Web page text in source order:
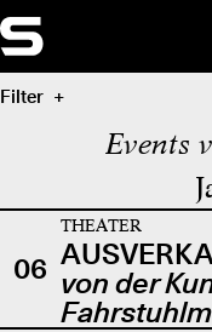
Filter
Events
06
THEATER
von der